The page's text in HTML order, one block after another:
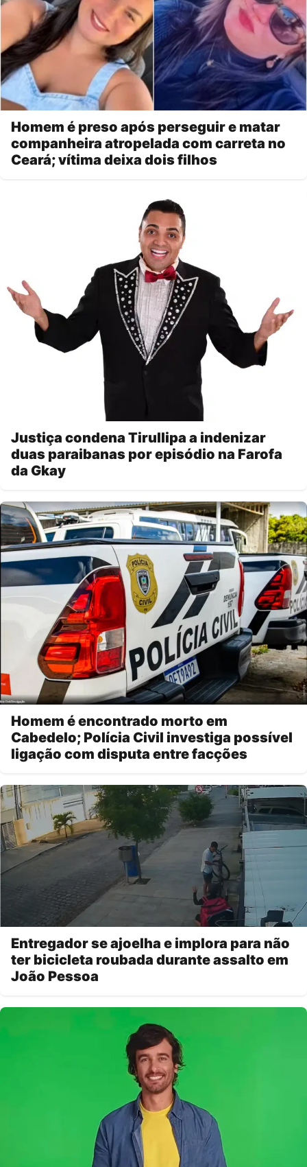
Homem é preso após perseguir e matar
companheira atropelada com carreta no
Ceará; vítima deixa dois filhos
Justiça condena Tirullipa a indenizar
duas paraibanas por episódio na Farofa
da Gkay
Homem é encontrado morto em
Cabedelo; Polícia Civil investiga possível
ligação com disputa entre facções
Entregador se ajoelha e implora para não
ter bicicleta roubada durante assalto em
João Pessoa